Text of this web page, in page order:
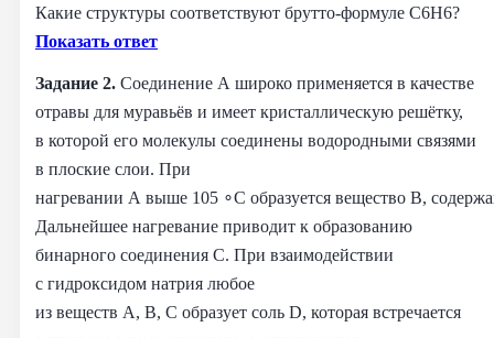
Какие структуры соответствуют брутто‑формуле C6H6?
Показать ответ
Задание 2. Соединение A широко применяется в качестве
отравы для муравьёв и имеет кристаллическую решётку,
в которой его молекулы соединены водородными связями
в плоские слои. При
нагревании A выше 105 ∘C образуется вещество B,
Дальнейшее нагревание приводит к образованию
бинарного соединения C. При взаимодействии
с гидроксидом натрия любое
из веществ A, B, C образует соль D, которая встречается